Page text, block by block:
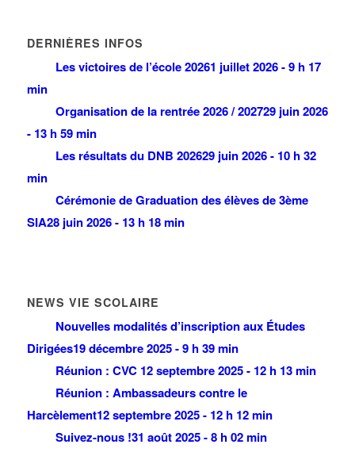
DERNIÈRES INFOS
Les victoires de l’école 20261 juillet 2026 - 9 h 17
min
Organisation de la rentrée 2026 / 202729 juin 2026
- 13 h 59 min
Les résultats du DNB 202629 juin 2026 - 10 h 32
min
Cérémonie de Graduation des élèves de 3ème
SIA28 juin 2026 - 13 h 18 min
NEWS VIE SCOLAIRE
Nouvelles modalités d’inscription aux Études
Dirigées19 décembre 2025 - 9 h 39 min
Réunion : CVC 12 septembre 2025 - 12 h 13 min
Réunion : Ambassadeurs contre le
Harcèlement12 septembre 2025 - 12 h 12 min
Suivez-nous !31 août 2025 - 8 h 02 min